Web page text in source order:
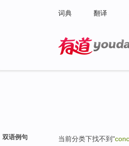
词典 翻译
双语例句 当前分类下找不到"